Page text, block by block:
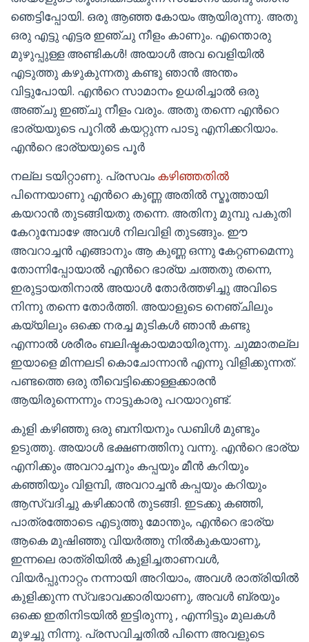
ഞെട്ടിപ്പോയി. ഒരു ആഞ്ഞ കോയം ആയിരുന്നു. അതു
ഒരു എട്ടു എട്ടര ഇഞ്ചു നീളം കാണും. എന്തൊരു
മുഴുപ്പുള്ള അണ്ടികള്‍! അയാള്‍ അവ വെളിയില്‍
എടുത്തു കഴുകുന്നതു കണ്ടു ഞാന്‍ അന്തം
വിട്ടുപോയി. എന്‍റെ സാമാനം ഉധരിച്ചാല്‍ ഒരു
അഞ്ചു ഇഞ്ചു നീളം വരും. അതു തന്നെ എന്‍റെ
ഭാര്യയുടെ പൂറില്‍ കയറ്റുന്ന പാടു എനിക്കറിയാം.
എന്‍റെ ഭാര്യയുടെ പൂര്‍
നല്ല ടയിറ്റാണു. പ്രസവം കഴിഞ്ഞതില്‍
പിന്നെയാണു എന്‍റെ കുണ്ണ അതില്‍ സ്മൂത്തായി
കയറാന്‍ തുടങ്ങിയതു തന്നെ. അതിനു മുമ്പു പകുതി
കേറുമ്പോഴേ അവള്‍ നിലവിളി തുടങ്ങും. ഈ
അവറാച്ചന്‍ എങ്ങാനും ആ കുണ്ണ ഒന്നു കേറ്റണമെന്നു
തോന്നിപ്പോയാല്‍ എന്‍റെ ഭാര്യ ചത്തതു തന്നെ,
ഇരുട്ടായതിനാല്‍ അയാള്‍ തോര്‍ത്തഴിച്ചു അവിടെ
നിന്നു തന്നെ തോര്‍ത്തി. അയാളുടെ നെഞ്ചിലും
കയ്യിലും ഒക്കെ നരച്ച മുടികള്‍ ഞാന്‍ കണ്ടു
എന്നാല്‍ ശരീരം ബലിഷ്ടകായമായിരുന്നു. ചുമ്മാതല്ല
ഇയാളെ മിന്നലടി കൊചോന്നാന്‍ എന്നു വിളിക്കുന്നത്.
പണ്ടത്തെ ഒരു തീവെട്ടിക്കൊള്ളക്കാരന്‍
ആയിരുന്നെന്നും നാട്ടുകാരു പറയാറുണ്ട്.
കുളി കഴിഞ്ഞു ഒരു ബനിയനും ഡബിള്‍ മുണ്ടും
ഉടുത്തു. അയാള്‍ ഭക്ഷണത്തിനു വന്നു. എന്‍റെ ഭാര്യ
എനിക്കും അവറാച്ചനും കപ്പയും മീന്‍ കറിയും
കഞ്ഞിയും വിളമ്പി, അവറാച്ചന്‍ കപ്പയും കറിയും
ആസ്വദിച്ചു കഴിക്കാന്‍ തുടങ്ങി. ഇടക്കു കഞ്ഞി,
പാത്രത്തോടെ എടുത്തു മോന്തും, എന്‍റെ ഭാര്യ
ആകെ മുഷിഞ്ഞു വിയര്‍ത്തു നില്‍കുകയാണു,
ഇന്നലെ രാത്രിയില്‍ കുളിച്ചതാണവള്‍,
വിയര്‍പ്പുനാറ്റം നന്നായി അറിയാം, അവള്‍ രാത്രിയില്‍
കുളിക്കുന്ന സ്വഭാവക്കാരിയാണു, അവള്‍ ബ്രയും
ഒക്കെ ഇതിനിടയില്‍ ഇട്ടിരുന്നു , എന്നിട്ടും മുലകള്‍
മുഴച്ചു നിന്നു. പ്രസവിച്ചതില്‍ പിന്നെ അവളുടെ